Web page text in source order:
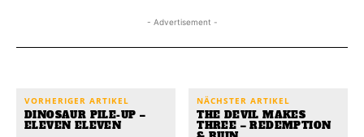
- Advertisement -
VORHERIGER ARTIKEL
DINOSAUR PILE-UP –
ELEVEN ELEVEN
NÄCHSTER ARTIKEL
THE DEVIL MAKES
THREE – REDEMPTION